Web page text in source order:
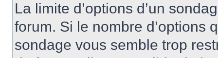
La limite d’options d’un
forum. Si le nombre d’options
sondage vous semble trop